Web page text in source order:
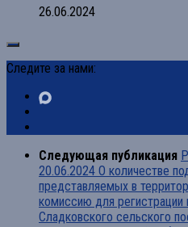
26.06.2024
Следите за нами:
Следующая публикация
20.06.2024 О количестве
представляемых в
комиссию для регистрации
Сладковского сельского